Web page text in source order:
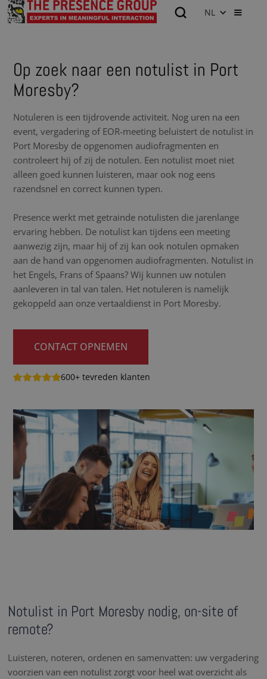
NL
Op zoek naar een notulist in Port
Moresby?
Notuleren is een tijdrovende activiteit. Nog uren na een
event, vergadering of EOR-meeting beluistert de notulist in
Port Moresby de opgenomen audiofragmenten en
controleert hij of zij de notulen. Een notulist moet niet
alleen goed kunnen luisteren, maar ook nog eens
razendsnel en correct kunnen typen.
Presence werkt met getrainde notulisten die jarenlange
ervaring hebben. De notulist kan tijdens een meeting
aanwezig zijn, maar hij of zij kan ook notulen opmaken
aan de hand van opgenomen audiofragmenten. Notulist in
het Engels, Frans of Spaans? Wij kunnen uw notulen
aanleveren in tal van talen. Het notuleren is namelijk
gekoppeld aan onze vertaaldienst in Port Moresby.
CONTACT OPNEMEN
600+ tevreden klanten
Notulist in Port Moresby nodig, on-site of
remote?
Luisteren, noteren, ordenen en samenvatten: uw vergadering
voorzien van een notulist zorgt voor heel wat overzicht als